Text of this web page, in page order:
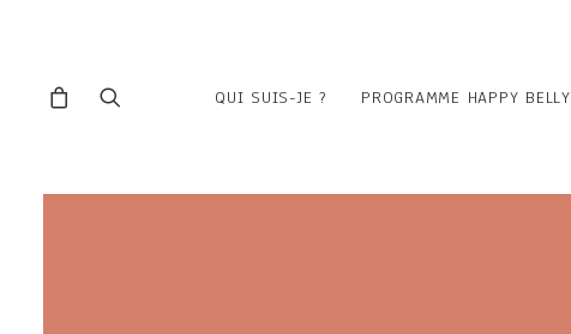
QUI SUIS-JE ? PROGRAMME HAPPY BELLY